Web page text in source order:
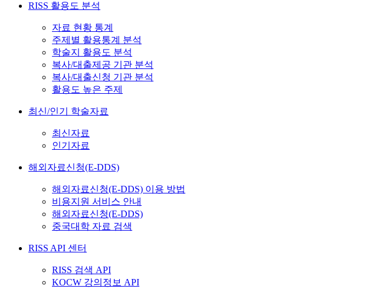
RISS 활용도 분석
자료 현황 통계
주제별 활용통계 분석
학술지 활용도 분석
복사/대출제공 기관 분석
복사/대출신청 기관 분석
활용도 높은 주제
최신/인기 학술자료
최신자료
인기자료
해외자료신청(E-DDS)
해외자료신청(E-DDS) 이용 방법
비용지원 서비스 안내
해외자료신청(E-DDS)
중국대학 자료 검색
RISS API 센터
RISS 검색 API
KOCW 강의정보 API